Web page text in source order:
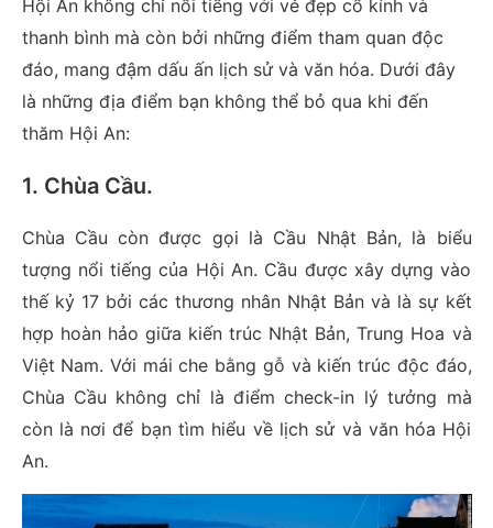
Hội An không chỉ nổi tiếng với vẻ đẹp cổ kính và
thanh bình mà còn bởi những điểm tham quan độc
đáo, mang đậm dấu ấn lịch sử và văn hóa. Dưới đây
là những địa điểm bạn không thể bỏ qua khi đến
thăm Hội An:
1. Chùa Cầu.
Chùa Cầu còn được gọi là Cầu Nhật Bản, là biểu
tượng nổi tiếng của Hội An. Cầu được xây dựng vào
thế kỷ 17 bởi các thương nhân Nhật Bản và là sự kết
hợp hoàn hảo giữa kiến trúc Nhật Bản, Trung Hoa và
Việt Nam. Với mái che bằng gỗ và kiến trúc độc đáo,
Chùa Cầu không chỉ là điểm check-in lý tưởng mà
còn là nơi để bạn tìm hiểu về lịch sử và văn hóa Hội
An.